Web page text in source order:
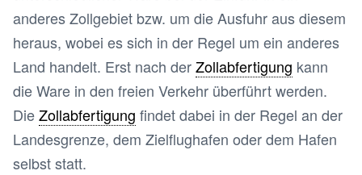
anderes Zollgebiet bzw. um die Ausfuhr aus diesem
heraus, wobei es sich in der Regel um ein anderes
Land handelt. Erst nach derZollabfertigung kann
die Ware in den freien Verkehr überführt werden.
DieZollabfertigung findet dabei in der Regel an der
Landesgrenze, dem Zielflughafen oder dem Hafen
selbst statt.